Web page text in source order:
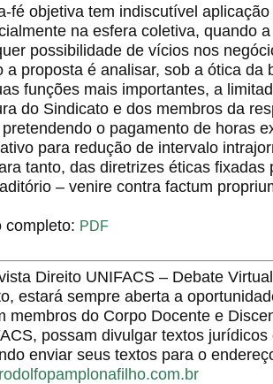
fé objetiva tem indiscutível
na esfera coletiva, quando
possibilidade de vícios nos
a proposta é analisar, sob a ótica da
funções mais importantes, a
do Sindicato e dos membros da
o pagamento de horas
para redução de intervalo
tanto, das diretrizes éticas
– venire contra factum
completo: PDF
Direito UNIFACS – Debate
estará sempre aberta a
membros do Corpo Docente e
possam divulgar textos
enviar seus textos para o